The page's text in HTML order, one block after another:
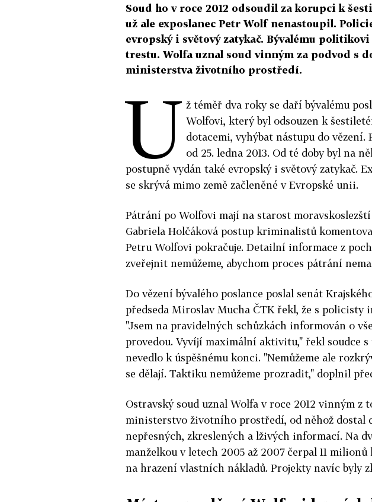
Soud ho v roce 2012 odsoudil za korupci k
už ale exposlanec Petr Wolf nenastoupil.
evropský i světový zatykač. Bývalému
trestu. Wolfa uznal soud vinným za podvod s
ministerstva životního prostředí.
U ž téměř dva roky se daří bývalému
Wolfovi, který byl odsouzen k
dotacemi, vyhýbat nástupu do
od 25. ledna 2013. Od té doby byl na
postupně vydán také evropský i světový zatykač.
se skrývá mimo země začleněné v Evropské unii.
Pátrání po Wolfovi mají na starost
Gabriela Holčáková postup kriminalistů
Petru Wolfovi pokračuje. Detailní informace z
zveřejnit nemůžeme, abychom proces pátrání
Do vězení bývalého poslance poslal senát
předseda Miroslav Mucha ČTK řekl, že s policisty
"Jsem na pravidelných schůzkách informován o
provedou. Vyvíjí maximální aktivitu," řekl soudce
nevedlo k úspěšnému konci. "Nemůžeme ale
se dělají. Taktiku nemůžeme prozradit," doplnil
Ostravský soud uznal Wolfa v roce 2012 vinným z
ministerstvo životního prostředí, od něhož dostal
nepřesných, zkreslených a lživých informací. Na
manželkou v letech 2005 až 2007 čerpal 11
na hrazení vlastních nákladů. Projekty navíc byly